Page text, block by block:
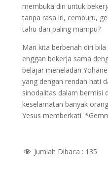
membuka diri untuk
tanpa rasa iri, cemburu,
tahu dan paling mampu?
Mari kita berbenah diri
enggan bekerja sama
belajar meneladan
yang dengan rendah hati
sinodalitas dalam bermisi
keselamatan banyak
Yesus memberkati.
Jumlah Dibaca : 135